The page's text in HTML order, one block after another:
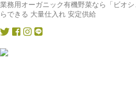
業務用オーガニック有機野菜なら「ビオ
らできる 大量仕入れ 安定供給